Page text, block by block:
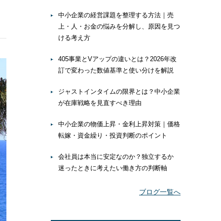
中小企業の経営課題を整理する方法｜売
上・人・お金の悩みを分解し、原因を見つ
ける考え方
405事業とVアップの違いとは？2026年改
訂で変わった数値基準と使い分けを解説
ジャストインタイムの限界とは？中小企業
が在庫戦略を見直すべき理由
中小企業の物価上昇・金利上昇対策｜価格
転嫁・資金繰り・投資判断のポイント
会社員は本当に安定なのか？独立するか
迷ったときに考えたい働き方の判断軸
ブログ一覧へ